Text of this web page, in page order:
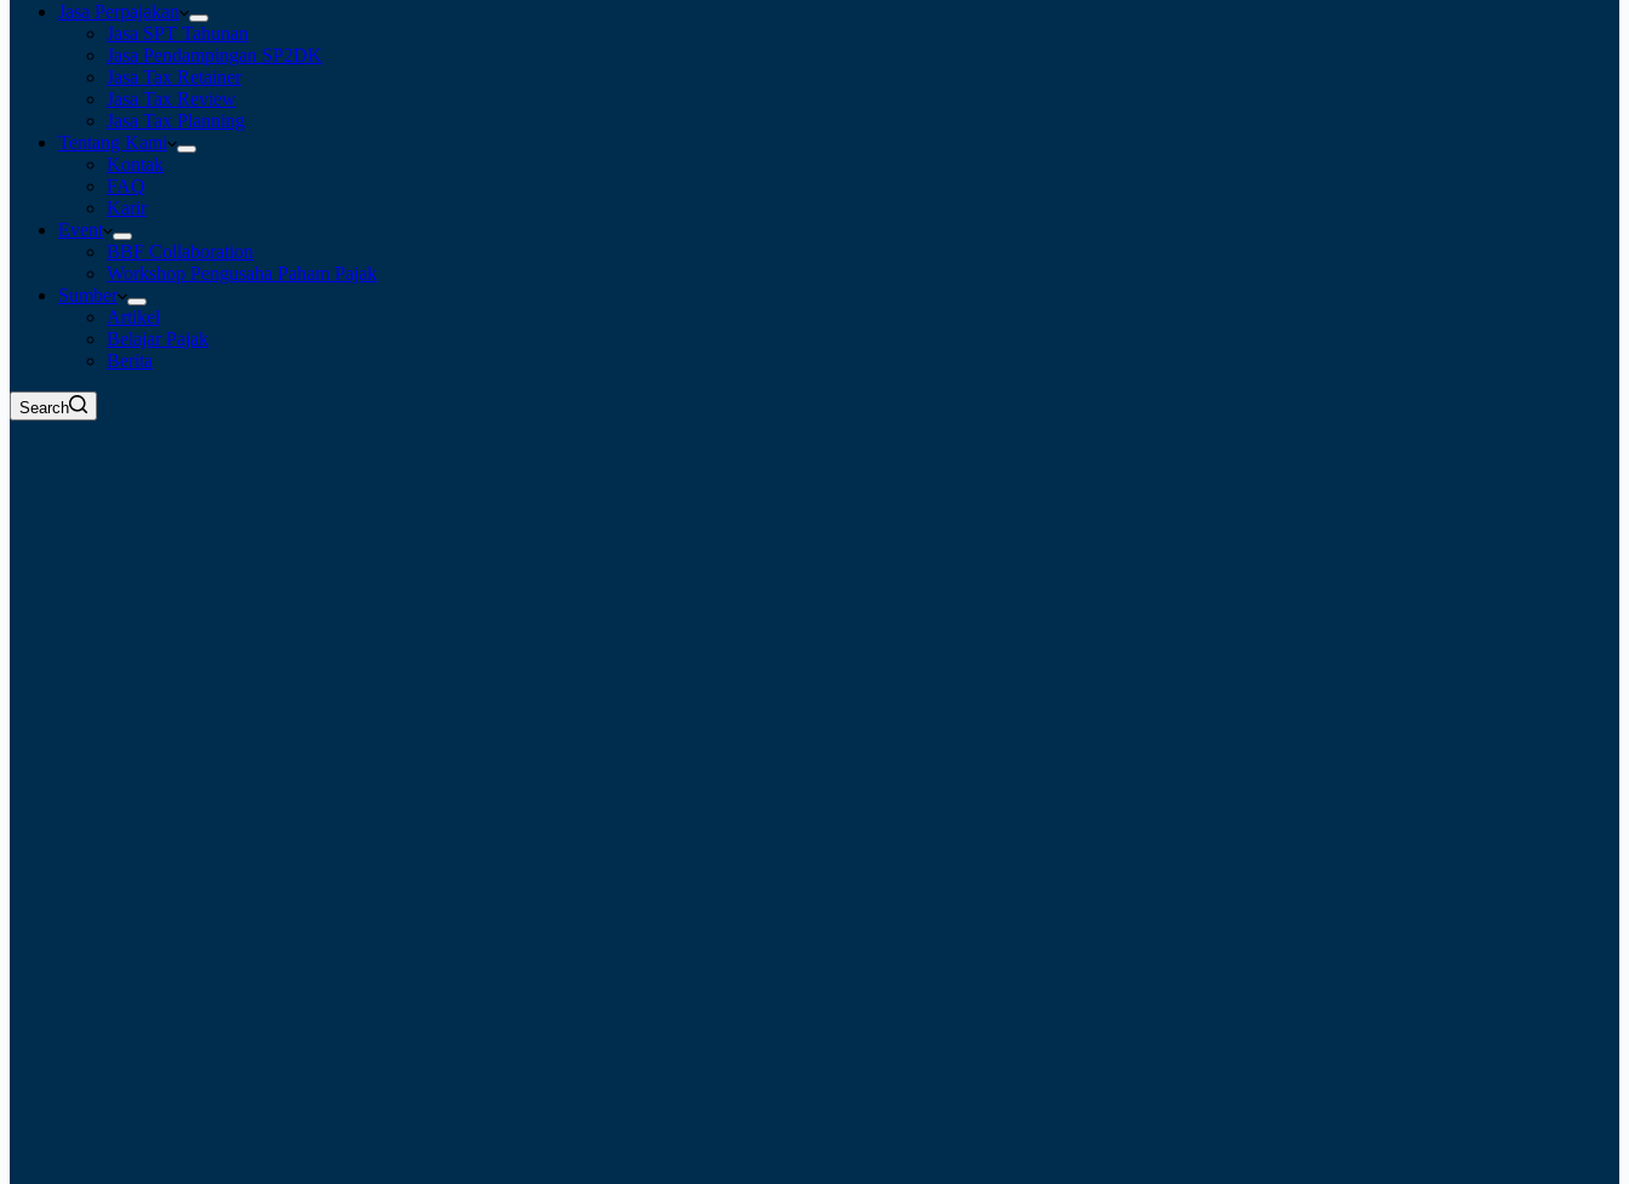
Jasa Perpajakan
Jasa SPT Tahunan
Jasa Pendampingan SP2DK
Jasa Tax Retainer
Jasa Tax Review
Jasa Tax Planning
Tentang Kami
Kontak
FAQ
Karir
Event
BBF Collaboration
Workshop Pengusaha Paham Pajak
Sumber
Artikel
Belajar Pajak
Berita
Search